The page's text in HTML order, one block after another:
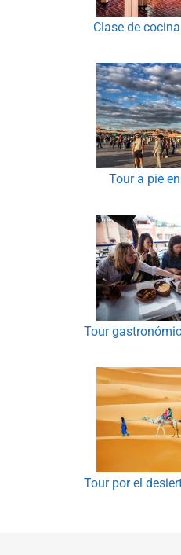
Clase de
Tour a pie
Tour
Tour por el